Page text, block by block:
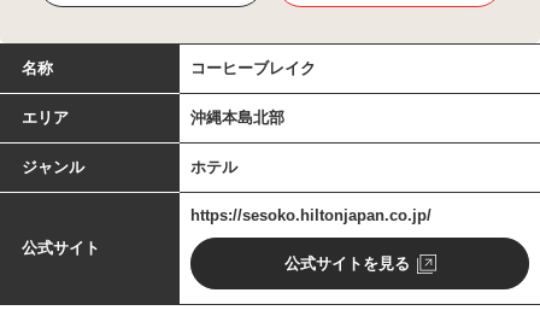
名称 コーヒーブレイク
エリア 沖縄本島北部
ジャンル ホテル
公式サイト
https://sesoko.hiltonjapan.co.jp/
公式サイトを見る